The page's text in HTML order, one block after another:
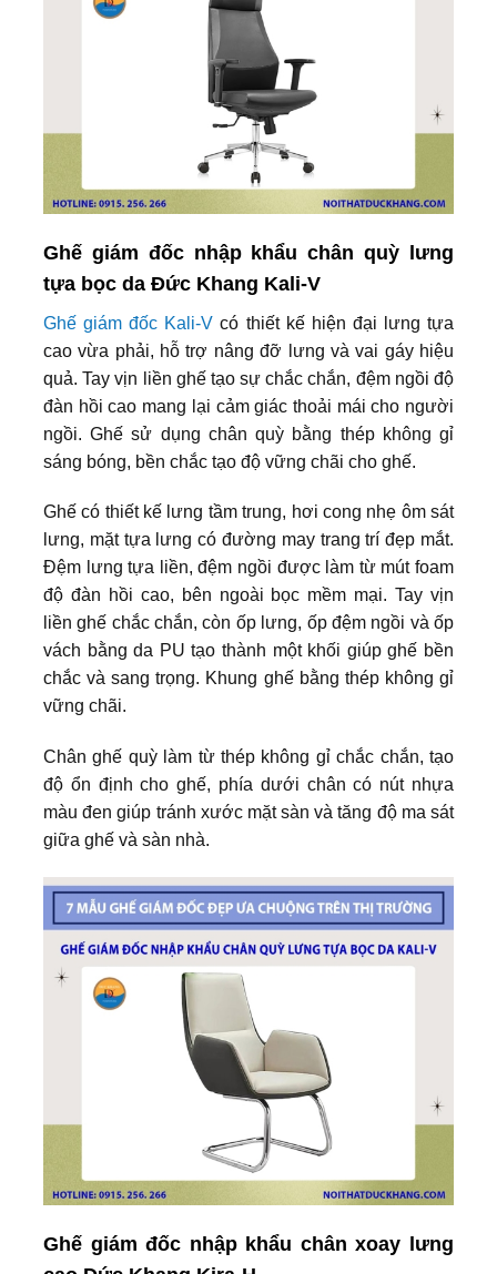
Ghế giám đốc nhập khẩu chân quỳ lưng
tựa bọc da Đức Khang Kali-V
Ghế giám đốc Kali-V có thiết kế hiện đại lưng tựa
cao vừa phải, hỗ trợ nâng đỡ lưng và vai gáy hiệu
quả. Tay vịn liền ghế tạo sự chắc chắn, đệm ngồi độ
đàn hồi cao mang lại cảm giác thoải mái cho người
ngồi. Ghế sử dụng chân quỳ bằng thép không gỉ
sáng bóng, bền chắc tạo độ vững chãi cho ghế.
Ghế có thiết kế lưng tầm trung, hơi cong nhẹ ôm sát
lưng, mặt tựa lưng có đường may trang trí đẹp mắt.
Đệm lưng tựa liền, đệm ngồi được làm từ mút foam
độ đàn hồi cao, bên ngoài bọc mềm mại. Tay vịn
liền ghế chắc chắn, còn ốp lưng, ốp đệm ngồi và ốp
vách bằng da PU tạo thành một khối giúp ghế bền
chắc và sang trọng. Khung ghế bằng thép không gỉ
vững chãi.
Chân ghế quỳ làm từ thép không gỉ chắc chắn, tạo
độ ổn định cho ghế, phía dưới chân có nút nhựa
màu đen giúp tránh xước mặt sàn và tăng độ ma sát
giữa ghế và sàn nhà.
Ghế giám đốc nhập khẩu chân xoay lưng